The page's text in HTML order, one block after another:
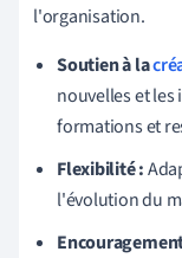
l'organisation.
Soutien à la
nouvelles et les
formations et
Flexibilité :
l'évolution du